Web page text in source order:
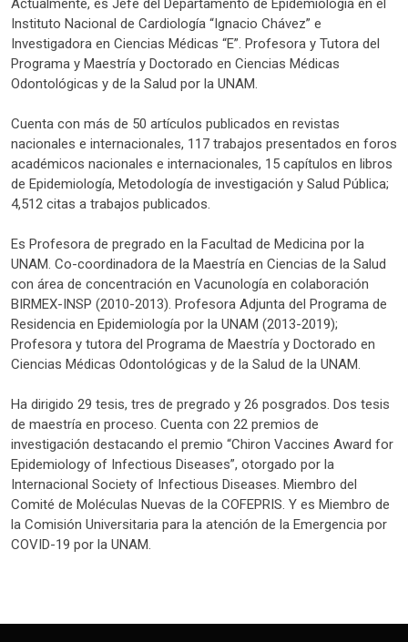
Actualmente, es Jefe del Departamento de Epidemiología en el
Instituto Nacional de Cardiología “Ignacio Chávez” e
Investigadora en Ciencias Médicas “E”. Profesora y Tutora del
Programa y Maestría y Doctorado en Ciencias Médicas
Odontológicas y de la Salud por la UNAM.
Cuenta con más de 50 artículos publicados en revistas
nacionales e internacionales, 117 trabajos presentados en foros
académicos nacionales e internacionales, 15 capítulos en libros
de Epidemiología, Metodología de investigación y Salud Pública;
4,512 citas a trabajos publicados.
Es Profesora de pregrado en la Facultad de Medicina por la
UNAM. Co-coordinadora de la Maestría en Ciencias de la Salud
con área de concentración en Vacunología en colaboración
BIRMEX-INSP (2010-2013). Profesora Adjunta del Programa de
Residencia en Epidemiología por la UNAM (2013-2019);
Profesora y tutora del Programa de Maestría y Doctorado en
Ciencias Médicas Odontológicas y de la Salud de la UNAM.
Ha dirigido 29 tesis, tres de pregrado y 26 posgrados. Dos tesis
de maestría en proceso. Cuenta con 22 premios de
investigación destacando el premio “Chiron Vaccines Award for
Epidemiology of Infectious Diseases”, otorgado por la
Internacional Society of Infectious Diseases. Miembro del
Comité de Moléculas Nuevas de la COFEPRIS. Y es Miembro de
la Comisión Universitaria para la atención de la Emergencia por
COVID-19 por la UNAM.